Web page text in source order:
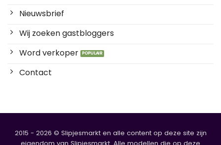
Nieuwsbrief
Wij zoeken gastbloggers
Word verkoper
Contact
2015 - 2026 © Slipjesmarkt en alle content op deze site zijn